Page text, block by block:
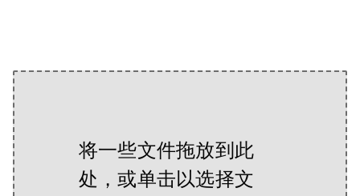
将一些文件拖放到此
处，或单击以选择文